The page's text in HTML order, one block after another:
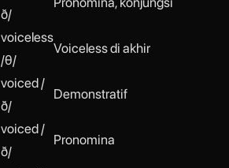
ð/
voiceless
/θ/
Voiceless di akhir
voiced /
ð/
Demonstratif
voiced /
ð/
Pronomina